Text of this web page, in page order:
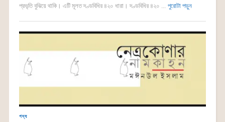
প্রভৃতি বুঝিয়ে থাকি। এটি মূলত দণ্ডবিধির ৪২০ ধারা। দণ্ডবিধির ৪২০ ... পুরোটা পড়ুন
গদ্য